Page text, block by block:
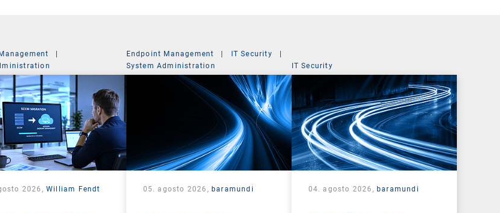
|
2026, William Fendt
Endpoint Management | IT Security
|
System Administration
05. agosto 2026, baramundi
IT Security
04. agosto 2026, baramundi